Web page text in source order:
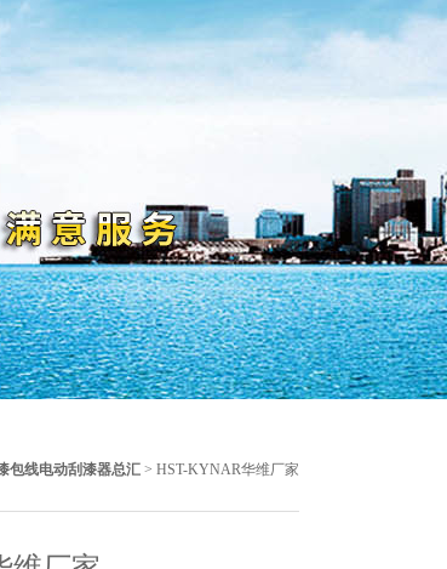
包线电动刮漆器总汇 > HST-KYNAR华维厂家